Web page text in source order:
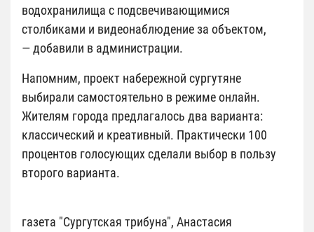
водохранилища с подсвечивающимися
столбиками и видеонаблюдение за объектом,
— добавили в администрации.
Напомним, проект набережной сургутяне
выбирали самостоятельно в режиме онлайн.
Жителям города предлагалось два варианта:
классический и креативный. Практически 100
процентов голосующих сделали выбор в пользу
второго варианта.
газета "Сургутская трибуна", Анастасия